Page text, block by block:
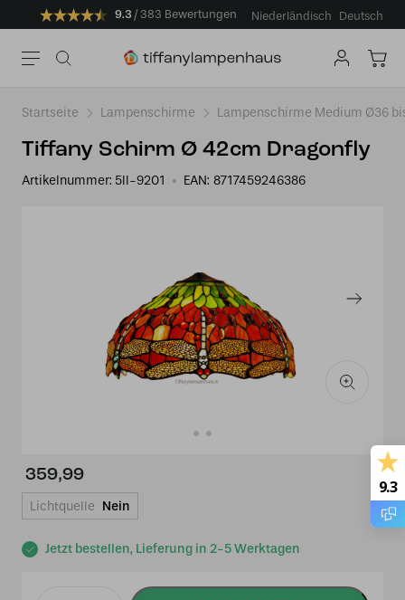
9.3 383 Bewertungen Niederländisch Deutsch
Startseite Lampenschirme Lampenschirme Medium Ø36
Tiffany Schirm Ø 42cm Dragonfly
Artikelnummer: 5ll-9201 EAN: 8717459246386
Jetzt bestellen, Lieferung in 2-5 Werktagen
359,99
Lichtquelle Nein
9.3